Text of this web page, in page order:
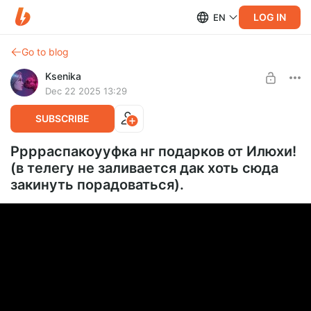
EN LOG IN
Go to blog
Ksenika
Dec 22 2025 13:29
SUBSCRIBE
Рррраспакоууфка нг подарков от Илюхи!
(в телегу не заливается дак хоть сюда
закинуть порадоваться).